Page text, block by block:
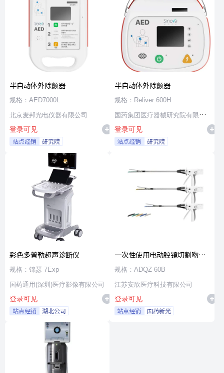
半自动体外除颤器
规格：AED7000L
北京麦邦光电仪器有限公司
登录可见
站点经销 研究院
半自动体外除颤器
规格：Reliver 600H
国药集团医疗器械研究院有限公
司
登录可见
站点经销 研究院
彩色多普勒超声诊断仪
规格：锦瑟 7Exp
国药通用(深圳)医疗影像有限公司
登录可见
站点经销 湖北公司
一次性使用电动腔镜切割吻合
器及组件
规格：ADQZ-60B
江苏安欣医疗科技有限公司
登录可见
站点经销 国药新光